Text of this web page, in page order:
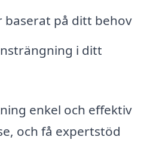
baserat på ditt behov
i ditt
enkel och effektiv
och få expertstöd